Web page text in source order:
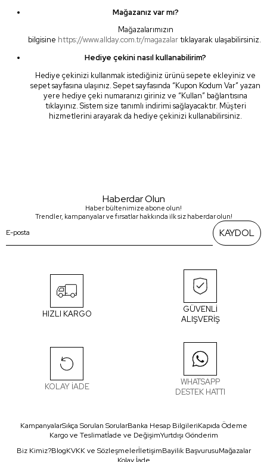
Mağazanız var mı?
Mağazalarımızın
bilgisine https://www.allday.com.tr/magazalartıklayarak ulaşabilirsiniz.
Hediye çekini nasıl kullanabilirim?
Hediye çekinizi kullanmak istediğiniz ürünü sepete ekleyiniz ve
sepet sayfasına ulaşınız. Sepet sayfasında “Kupon Kodum Var” yazan
yere hediye çeki numaranızı giriniz ve “Kullan” bağlantısına
tıklayınız. Sistem size tanımlı indirimi sağlayacaktır. Müşteri
hizmetlerini arayarak da hediye çekinizi kullanabilirsiniz.
Haberdar Olun
Haber bültenimize abone olun!
Trendler, kampanyalar ve fırsatlar hakkında ilk siz haberdar olun!
KAYDOL
HIZLI KARGO
GÜVENLİ
ALIŞVERİŞ
KOLAY İADE
WHATSAPP
DESTEK HATTI
KampanyalarSıkça Sorulan SorularBanka Hesap BilgileriKapıda Ödeme
Kargo ve Teslimatİade ve DeğişimYurtdışı Gönderim
Biz Kimiz?BlogKVKK ve SözleşmelerİletişimBayilik BaşvurusuMağazalar
Kolay İade